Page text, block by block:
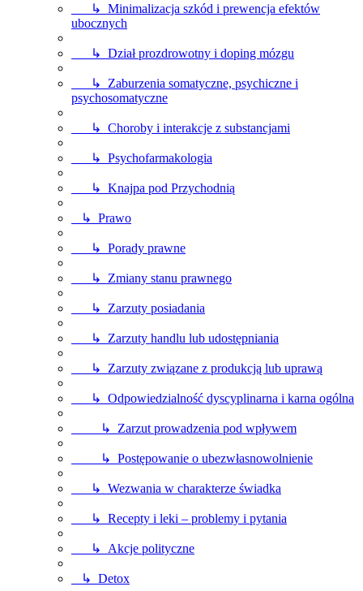
↳ Minimalizacja szkód i prewencja efektów
ubocznych
↳ Dział prozdrowotny i doping mózgu
↳ Zaburzenia somatyczne, psychiczne i
psychosomatyczne
↳ Choroby i interakcje z substancjami
↳ Psychofarmakologia
↳ Knajpa pod Przychodnią
↳ Prawo
↳ Porady prawne
↳ Zmiany stanu prawnego
↳ Zarzuty posiadania
↳ Zarzuty handlu lub udostępniania
↳ Zarzuty związane z produkcją lub uprawą
↳ Odpowiedzialność dyscyplinarna i karna ogólna
↳ Zarzut prowadzenia pod wpływem
↳ Postępowanie o ubezwłasnowolnienie
↳ Wezwania w charakterze świadka
↳ Recepty i leki – problemy i pytania
↳ Akcje polityczne
↳ Detox